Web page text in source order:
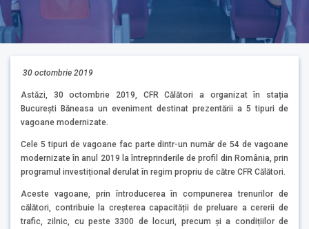
30 octombrie 2019
Astăzi, 30 octombrie 2019, CFR Călători a organizat în stația
București Băneasa un eveniment destinat prezentării a 5 tipuri de
vagoane modernizate.
Cele 5 tipuri de vagoane fac parte dintr-un număr de 54 de vagoane
modernizate în anul 2019 la întreprinderile de profil din România, prin
programul investițional derulat în regim propriu de către CFR Călători.
Aceste vagoane, prin întroducerea în compunerea trenurilor de
călători, contribuie la creșterea capacității de preluare a cererii de
trafic, zilnic, cu peste 3300 de locuri, precum și a condițiilor de